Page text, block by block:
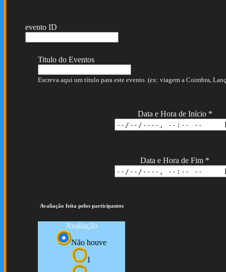
evento ID
Titulo do Eventos
Escreva aqui um título para este evento. (ex: viagem a Coimbra,
Data e Hora de Início *
Data e Hora de Fim *
Avaliação feita pelos participantes
Avaliação
Não houve
1